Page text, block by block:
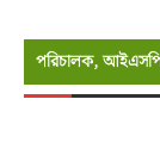
পরিচালক,